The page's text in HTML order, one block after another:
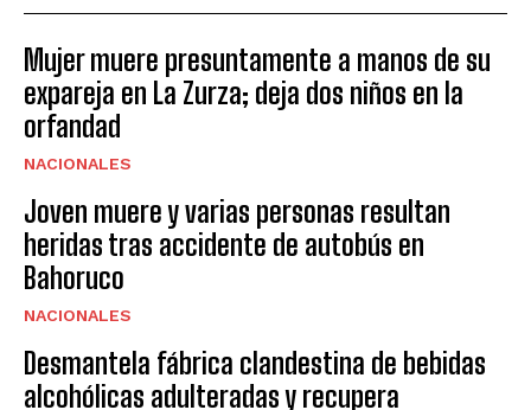
Mujer muere presuntamente a manos de su
expareja en La Zurza; deja dos niños en la
orfandad
NACIONALES
Joven muere y varias personas resultan
heridas tras accidente de autobús en
Bahoruco
NACIONALES
Desmantela fábrica clandestina de bebidas
alcohólicas adulteradas y recupera